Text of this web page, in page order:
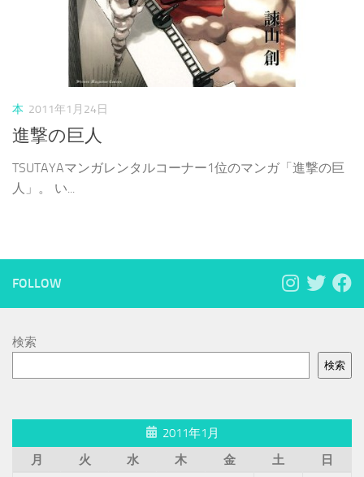
本 2011年1月24日
進撃の巨人
TSUTAYAマンガレンタルコーナー1位のマンガ「進撃の巨
人」。 い...
FOLLOW
検索
検索
2011年1月
月
火 水 木 金 土
日